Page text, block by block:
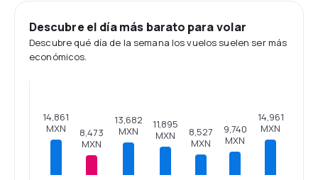
Descubre el día más barato para volar
Descubre qué día de la semana los vuelos suelen ser más
económicos.
14,861
MXN
8,473
MXN
13,682
MXN
11,895
MXN
8,527
MXN
9,740
MXN
14,961
MXN